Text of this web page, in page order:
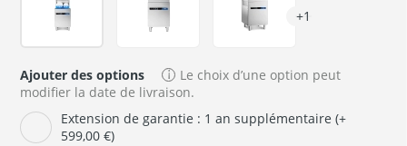
+1
Ajouter des options
Le choix d’une option peut
modifier la date de livraison.
Extension de garantie : 1 an supplémentaire (+
599,00 €)